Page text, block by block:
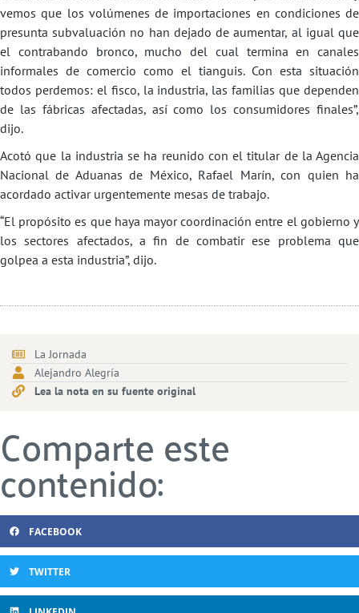
vemos que los volúmenes de importaciones en condiciones de
presunta subvaluación no han dejado de aumentar, al igual que
el contrabando bronco, mucho del cual termina en canales
informales de comercio como el tianguis. Con esta situación
todos perdemos: el fisco, la industria, las familias que dependen
de las fábricas afectadas, así como los consumidores finales”,
dijo.
Acotó que la industria se ha reunido con el titular de la Agencia
Nacional de Aduanas de México, Rafael Marín, con quien ha
acordado activar urgentemente mesas de trabajo.
“El propósito es que haya mayor coordinación entre el gobierno y
los sectores afectados, a fin de combatir ese problema que
golpea a esta industria”, dijo.
La Jornada
Alejandro Alegría
Lea la nota en su fuente original
Comparte este
contenido:
FACEBOOK
TWITTER